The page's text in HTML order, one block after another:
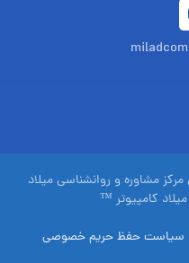
و روانشناسی میلاد
میلاد کامپیوتر ™
سیاست حفظ حریم خصوصی